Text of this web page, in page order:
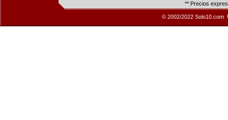
** Precios
© 2002/2022 Solo10.com